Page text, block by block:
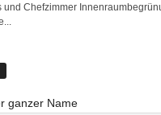
und Chefzimmer
ganzer Name